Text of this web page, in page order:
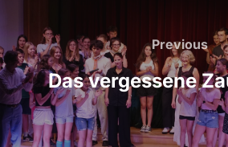
Previous
Das vergessene